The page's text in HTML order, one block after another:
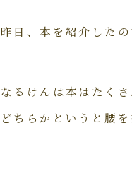
昨日、本を紹介した
なるけんは本はたく
どちらかというと腰